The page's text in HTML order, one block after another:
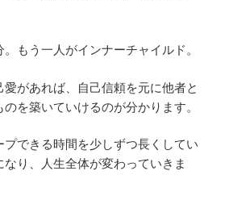
もう一人がインナーチャイルド。
愛があれば、自己信頼を元に他者と
を築いていけるのが分かります。
プできる時間を少しずつ長くしてい
なり、人生全体が変わっていきま